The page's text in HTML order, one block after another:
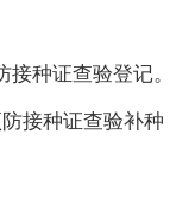
种证查验登记。
接种证查验补种